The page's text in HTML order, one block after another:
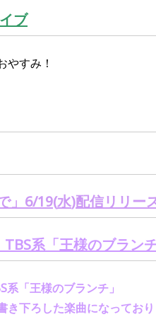
ブ
やすみ！
」 6/19(水)配信リリー
TBS系「王様のブラン
系「王様のブランチ」
き下ろした楽曲になってお